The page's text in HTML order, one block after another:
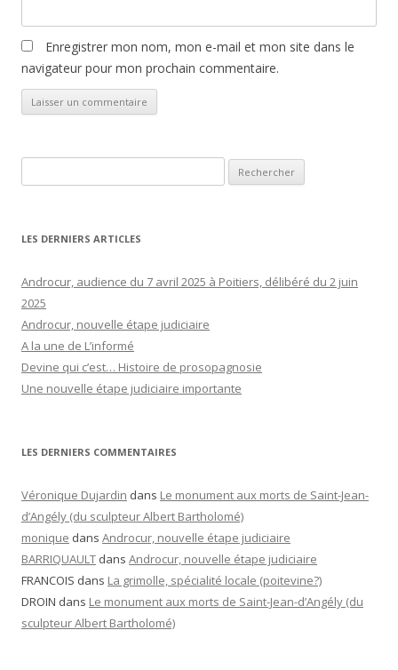
Enregistrer mon nom, mon e-mail et mon site dans le
navigateur pour mon prochain commentaire.
LES DERNIERS ARTICLES
Androcur, audience du 7 avril 2025 à Poitiers, délibéré du 2 juin
2025
Androcur, nouvelle étape judiciaire
A la une de L’informé
Devine qui c’est… Histoire de prosopagnosie
Une nouvelle étape judiciaire importante
LES DERNIERS COMMENTAIRES
Véronique Dujardin dans Le monument aux morts de Saint-Jean-
d’Angély (du sculpteur Albert Bartholomé)
monique dans Androcur, nouvelle étape judiciaire
BARRIQUAULT dans Androcur, nouvelle étape judiciaire
FRANCOIS dans La grimolle, spécialité locale (poitevine?)
DROIN dans Le monument aux morts de Saint-Jean-d’Angély (du
sculpteur Albert Bartholomé)